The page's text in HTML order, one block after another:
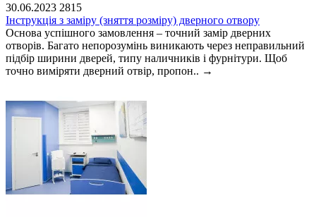
30.06.2023 2815
Інструкція з заміру (зняття розміру) дверного отвору
Основа успішного замовлення – точний замір дверних
отворів. Багато непорозумінь виникають через неправильний
підбір ширини дверей, типу наличників і фурнітури. Щоб
точно виміряти дверний отвір, пропон.. →